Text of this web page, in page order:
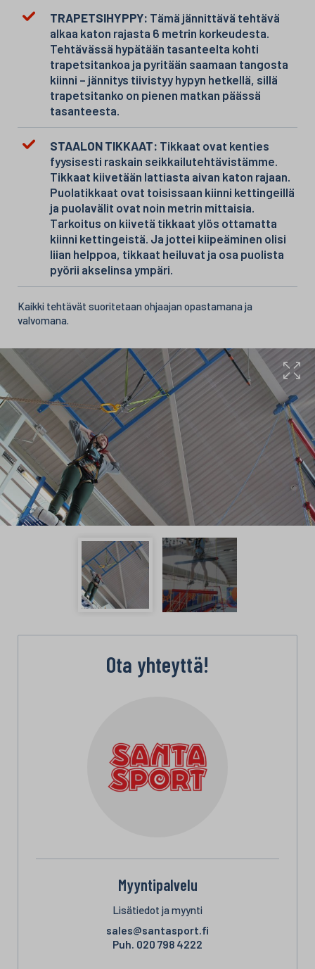
TRAPETSIHYPPY: Tämä jännittävä tehtävä
alkaa katon rajasta 6 metrin korkeudesta.
Tehtävässä hypätään tasanteelta kohti
trapetsitankoa ja pyritään saamaan tangosta
kiinni – jännitys tiivistyy hypyn hetkellä, sillä
trapetsitanko on pienen matkan päässä
tasanteesta.
STAALON TIKKAAT: Tikkaat ovat kenties
fyysisesti raskain seikkailutehtävistämme.
Tikkaat kiivetään lattiasta aivan katon rajaan.
Puolatikkaat ovat toisissaan kiinni kettingeillä
ja puolavälit ovat noin metrin mittaisia.
Tarkoitus on kiivetä tikkaat ylös ottamatta
kiinni kettingeistä. Ja jottei kiipeäminen olisi
liian helppoa, tikkaat heiluvat ja osa puolista
pyörii akselinsa ympäri.
Kaikki tehtävät suoritetaan ohjaajan opastamana ja
valvomana.
Ota yhteyttä!
Myyntipalvelu
Lisätiedot ja myynti
sales@santasport.fi
Puh. 020 798 4222